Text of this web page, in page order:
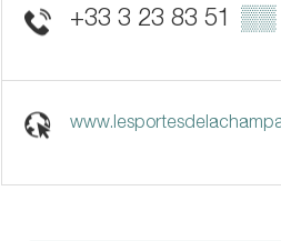
+33 3 23 83 51 ▒▒